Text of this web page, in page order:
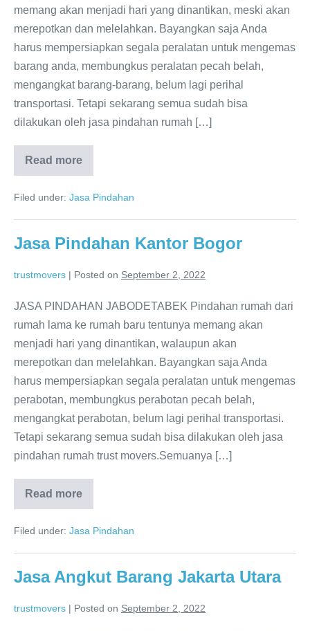
memang akan menjadi hari yang dinantikan, meski akan
merepotkan dan melelahkan. Bayangkan saja Anda
harus mempersiapkan segala peralatan untuk mengemas
barang anda, membungkus peralatan pecah belah,
mengangkat barang-barang, belum lagi perihal
transportasi. Tetapi sekarang semua sudah bisa
dilakukan oleh jasa pindahan rumah […]
Read more
Jasa
Pindahan
Tangerang
Filed under: Jasa Pindahan
Jasa Pindahan Kantor Bogor
trustmovers | Posted on September 2, 2022
JASA PINDAHAN JABODETABEK Pindahan rumah dari
rumah lama ke rumah baru tentunya memang akan
menjadi hari yang dinantikan, walaupun akan
merepotkan dan melelahkan. Bayangkan saja Anda
harus mempersiapkan segala peralatan untuk mengemas
perabotan, membungkus perabotan pecah belah,
mengangkat perabotan, belum lagi perihal transportasi.
Tetapi sekarang semua sudah bisa dilakukan oleh jasa
pindahan rumah trust movers.Semuanya […]
Read more
Jasa
Pindahan
Bogor
Filed under: Jasa Pindahan
Jasa Angkut Barang Jakarta Utara
trustmovers | Posted on September 2, 2022